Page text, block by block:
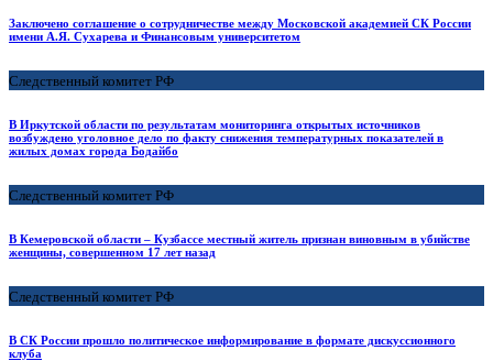
Заключено соглашение о сотрудничестве между Московской академией СК России
имени А.Я. Сухарева и Финансовым университетом
Следственный комитет РФ
В Иркутской области по результатам мониторинга открытых источников
возбуждено уголовное дело по факту снижения температурных показателей в
жилых домах города Бодайбо
Следственный комитет РФ
В Кемеровской области – Кузбассе местный житель признан виновным в убийстве
женщины, совершенном 17 лет назад
Следственный комитет РФ
В СК России прошло политическое информирование в формате дискуссионного
клуба